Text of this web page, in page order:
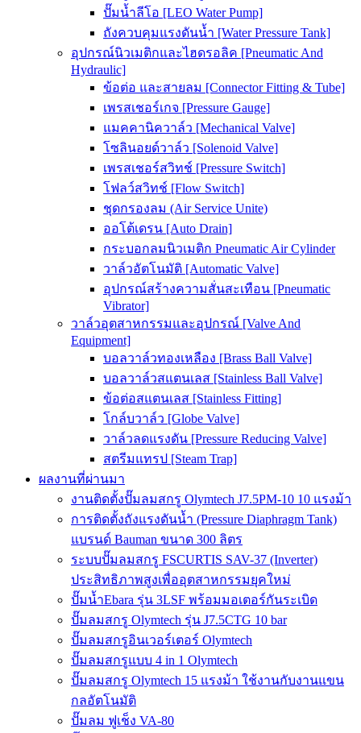
ปั๊มน้ำลีโอ [LEO Water Pump]
ถังควบคุมแรงดันน้ำ [Water Pressure Tank]
อุปกรณ์นิวเมติกและไฮดรอลิค [Pneumatic And
Hydraulic]
ข้อต่อ และสายลม [Connector Fitting & Tube]
เพรสเชอร์เกจ [Pressure Gauge]
แมคคานิควาล์ว [Mechanical Valve]
โซลินอยด์วาล์ว [Solenoid Valve]
เพรสเชอร์สวิทช์ [Pressure Switch]
โฟลว์สวิทช์ [Flow Switch]
ชุดกรองลม (Air Service Unite)
ออโต้เดรน [Auto Drain]
กระบอกลมนิวเมติก Pneumatic Air Cylinder
วาล์วอัตโนมัติ [Automatic Valve]
อุปกรณ์สร้างความสั่นสะเทือน [Pneumatic
Vibrator]
วาล์วอุตสาหกรรมและอุปกรณ์ [Valve And
Equipment]
บอลวาล์วทองเหลือง [Brass Ball Valve]
บอลวาล์วสแตนเลส [Stainless Ball Valve]
ข้อต่อสแตนเลส [Stainless Fitting]
โกล์บวาล์ว [Globe Valve]
วาล์วลดแรงดัน [Pressure Reducing Valve]
สตรีมแทรป [Steam Trap]
ผลงานที่ผ่านมา
งานติดตั้งปั๊มลมสกรู Olymtech J7.5PM-10 10 แรงม้า
การติดตั้งถังแรงดันน้ำ (Pressure Diaphragm Tank)
แบรนด์ Bauman ขนาด 300 ลิตร
ระบบปั๊มลมสกรู FSCURTIS SAV-37 (Inverter)
ประสิทธิภาพสูงเพื่ออุตสาหกรรมยุคใหม่
ปั๊มน้ำEbara รุ่น 3LSF พร้อมมอเตอร์กันระเบิด
ปั๊มลมสกรู Olymtech รุ่น J7.5CTG 10 bar
ปั๊มลมสกรูอินเวอร์เตอร์ Olymtech
ปั๊มลมสกรูแบบ 4 in 1 Olymtech
ปั๊มลมสกรู Olymtech 15 แรงม้า ใช้งานกับงานแขน
กลอัตโนมัติ
ปั๊มลม ฟูเช็ง VA-80